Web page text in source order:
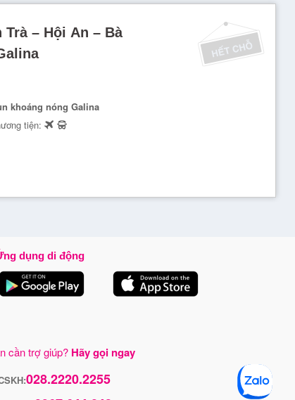
– Hội An – Bà
khoáng nóng Galina
tiện:
dụng di động
cần trợ giúp? Hãy gọi ngay
028.2220.2255